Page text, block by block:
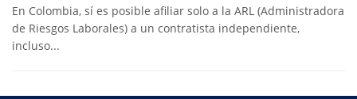
En Colombia, sí es posible afiliar solo a la ARL (Administradora
de Riesgos Laborales) a un contratista independiente,
incluso...